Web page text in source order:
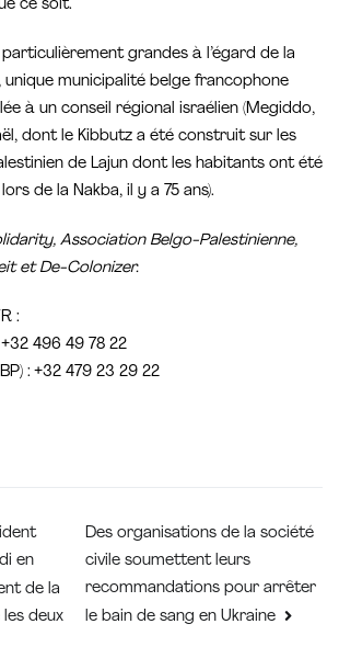
ce soit.
grandes à l’égard de la
unique municipalité belge francophone
à un conseil régional israélien (Megiddo,
dont le Kibbutz a été construit sur les
de Lajun dont les habitants ont été
de la Nakba, il y a 75 ans).
Association Belgo-Palestinienne,
et De-Colonizer.
:
496 49 78 22
: +32 479 23 29 22
en
de la
deux
Des organisations de la société
civile soumettent leurs
recommandations pour arrêter
le bain de sang en Ukraine